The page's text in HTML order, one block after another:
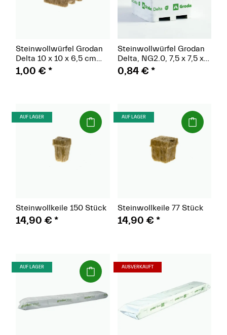
Steinwollwürfel Grodan
Delta 10 x 10 x 6,5 cm
großes Loch
1,00 € *
Steinwollwürfel Grodan
Delta, NG2.0, 7,5 x 7,5 x
6,5 cm, großes Loch
0,84 € *
AUF LAGER (Paket)
Steinwollkeile 150 Stück
14,90 € *
AUF LAGER (Paket)
Steinwollkeile 77 Stück
14,90 € *
AUF LAGER
(schweres
Paket)
AUSVERKAUFT